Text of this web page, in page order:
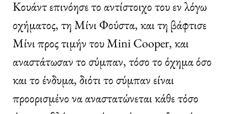
Κουάντ επινόησε το αντίστοιχο του εν λόγω
οχήματος, τη Μίνι Φούστα, και τη βάφτισε
Μίνι προς τιμήν του Mini Cooper, και
αναστάτωσαν το σύμπαν, τόσο το όχημα όσο
και το ένδυμα, διότι το σύμπαν είναι
προορισμένο να αναστατώνεται κάθε τόσο